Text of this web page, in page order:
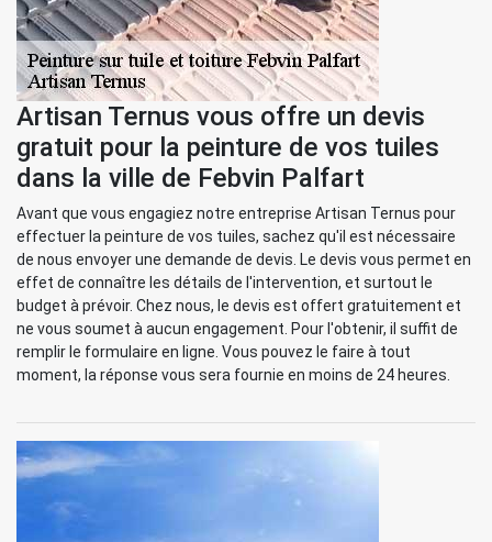
Artisan Ternus vous offre un devis
gratuit pour la peinture de vos tuiles
dans la ville de Febvin Palfart
Avant que vous engagiez notre entreprise Artisan Ternus pour
effectuer la peinture de vos tuiles, sachez qu'il est nécessaire
de nous envoyer une demande de devis. Le devis vous permet en
effet de connaître les détails de l'intervention, et surtout le
budget à prévoir. Chez nous, le devis est offert gratuitement et
ne vous soumet à aucun engagement. Pour l'obtenir, il suffit de
remplir le formulaire en ligne. Vous pouvez le faire à tout
moment, la réponse vous sera fournie en moins de 24 heures.